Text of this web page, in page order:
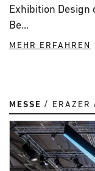
Exhibition Design
Be...
MEHR ERFAHREN
MESSE ERAZER